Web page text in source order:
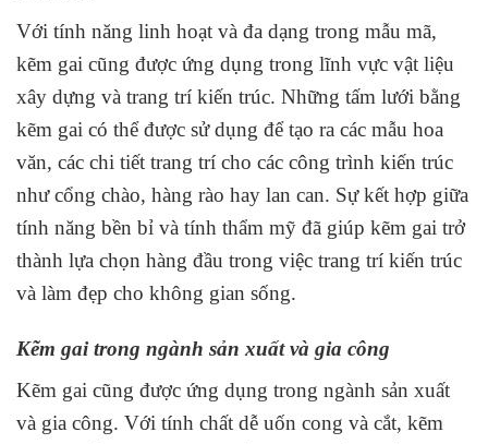
Với tính năng linh hoạt và đa dạng trong mẫu mã,
kẽm gai cũng được ứng dụng trong lĩnh vực vật liệu
xây dựng và trang trí kiến trúc. Những tấm lưới bằng
kẽm gai có thể được sử dụng để tạo ra các mẫu hoa
văn, các chi tiết trang trí cho các công trình kiến trúc
như cổng chào, hàng rào hay lan can. Sự kết hợp giữa
tính năng bền bỉ và tính thẩm mỹ đã giúp kẽm gai trở
thành lựa chọn hàng đầu trong việc trang trí kiến trúc
và làm đẹp cho không gian sống.
Kẽm gai trong ngành sản xuất và gia công
Kẽm gai cũng được ứng dụng trong ngành sản xuất
và gia công. Với tính chất dễ uốn cong và cắt, kẽm